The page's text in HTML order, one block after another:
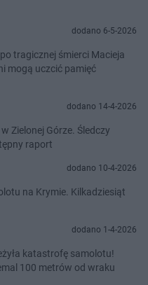
dodano 6-5-2026
tragicznej śmierci Macieja
mogą uczcić pamięć
dodano 14-4-2026
Zielonej Górze. Śledczy
raport
dodano 10-4-2026
na Krymie. Kilkadziesiąt
dodano 1-4-2026
katastrofę samolotu!
100 metrów od wraku